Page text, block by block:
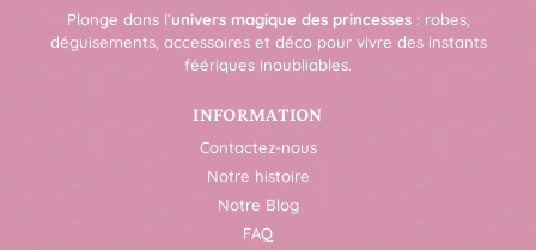
Plonge dans l’univers magique des princesses: robes,
déguisements, accessoires et déco pour vivre des instants
féériques inoubliables.
INFORMATION
Contactez-nous
Notre histoire
Notre Blog
FAQ